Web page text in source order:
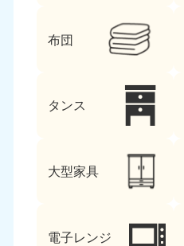
布団
タンス
大型家具
電子レンジ